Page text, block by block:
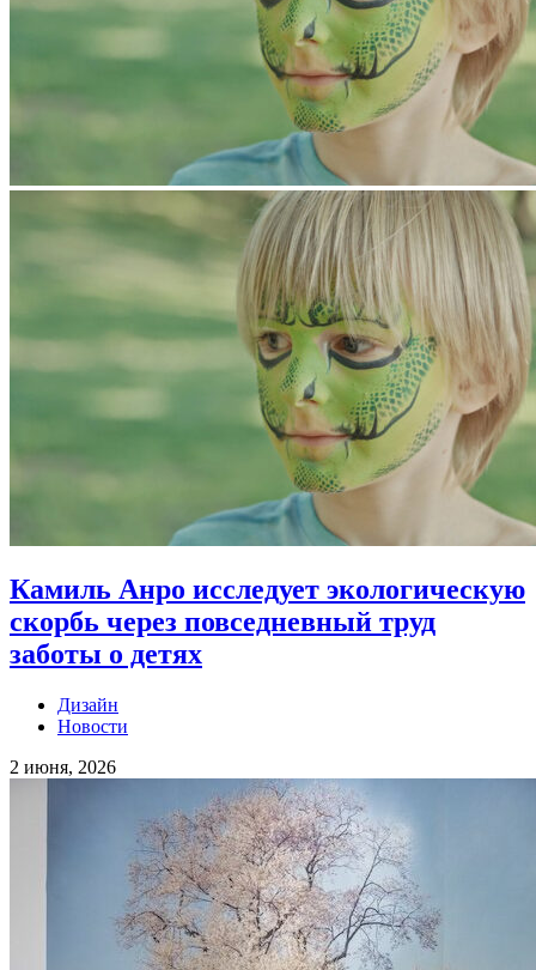
Камиль Анро исследует экологическую
скорбь через повседневный труд
заботы о детях
Дизайн
Новости
2 июня, 2026